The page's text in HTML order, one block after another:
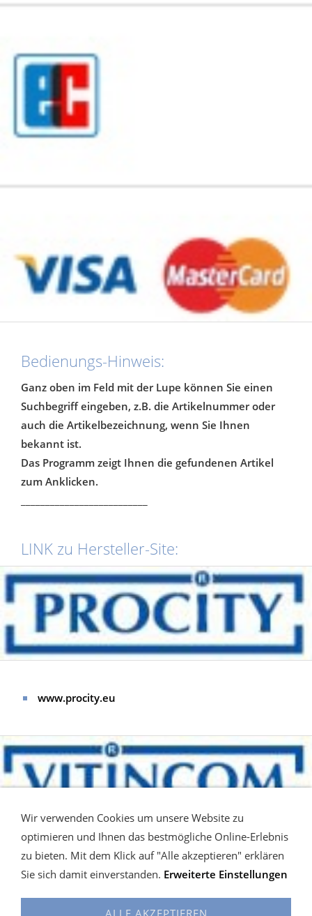
Bedienungs-Hinweis:
Ganz oben im Feld mit der Lupe können Sie einen
Suchbegriff eingeben, z.B. die Artikelnummer oder
auch die Artikelbezeichnung, wenn Sie Ihnen
bekannt ist.
Das Programm zeigt Ihnen die gefundenen Artikel
zum Anklicken.
LINK zu Hersteller-Site:
www.procity.eu
Wir verwenden Cookies um unsere Website zu
optimieren und Ihnen das bestmögliche Online-Erlebnis
zu bieten. Mit dem Klick auf "Alle akzeptieren" erklären
Sie sich damit einverstanden. Erweiterte Einstellungen
ALLE AKZEPTIEREN